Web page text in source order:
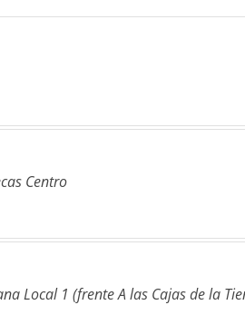
Centro
Local 1 (frente A las Cajas de la